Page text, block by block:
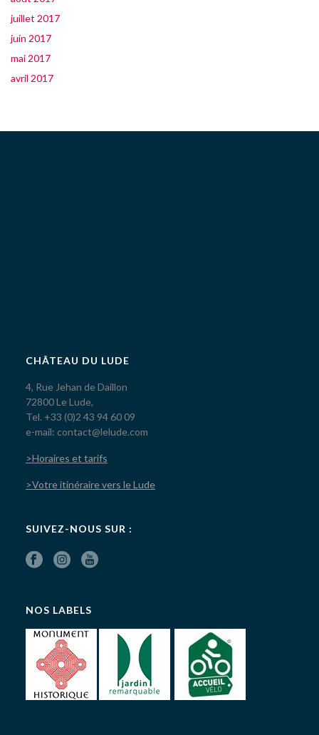
juillet 2017
juin 2017
mai 2017
avril 2017
CHÂTEAU DU LUDE
4, Rue Jehan de Daillon
72800 Le Lude,
Tel. +33 (0)2 43 94 60 09
e-mail: contact@lelude.com
>Horaires et tarifs
>Votre itinéraire vers le Lude
SUIVEZ-NOUS SUR :
NOS LABELS